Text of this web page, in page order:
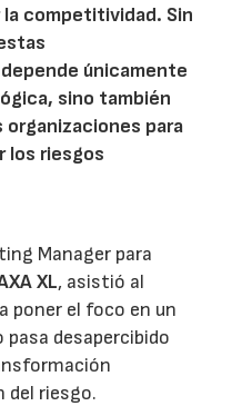
competitividad. Sin
únicamente
sino también
organizaciones para
los riesgos
Manager para
XL, asistió al
poner el foco en un
pasa desapercibido
del riesgo.